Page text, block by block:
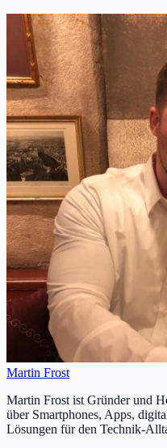
Martin Frost
Martin Frost ist Gründer und
über Smartphones, Apps,
Lösungen für den Technik-